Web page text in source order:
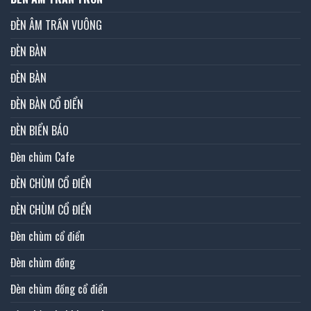
ĐÈN ÂM TRẦN VUÔNG
ĐÈN BÀN
ĐÈN BÀN
ĐÈN BÀN CỔ ĐIỂN
ĐÈN BIỂN BÁO
Đèn chùm Cafe
ĐÈN CHÙM CỔ ĐIỂN
ĐÈN CHÙM CỔ ĐIỂN
Đèn chùm cổ điển
Đèn chùm đồng
Đèn chùm đồng cổ điển